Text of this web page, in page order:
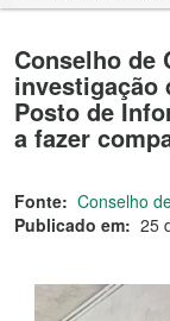
Conselho de
investigação
Posto de
a fazer
Fonte: Conselho
Publicado em: 25